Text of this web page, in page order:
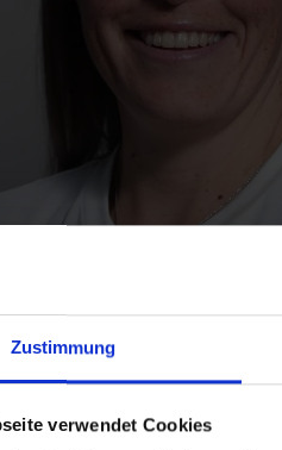
Zustimmung
verwendet Cookies
Alliance)